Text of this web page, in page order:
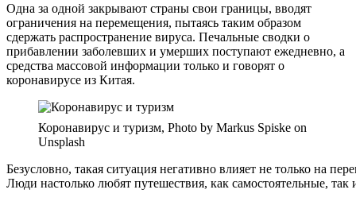
Одна за одной закрывают страны свои границы, вводят
ограничения на перемещения, пытаясь таким образом
сдержать распространение вируса. Печальные сводки о
прибавлении заболевших и умерших поступают ежедневно, а
средства массовой информации только и говорят о
коронавирусе из Китая.
Коронавирус и туризм, Photo by Markus Spiske on
Unsplash
Безусловно, такая ситуация негативно влияет не только на
Люди настолько любят путешествия, как самостоятельные,